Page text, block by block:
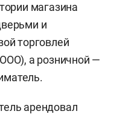
магазина
и
торговлей
а розничной —
арендовал